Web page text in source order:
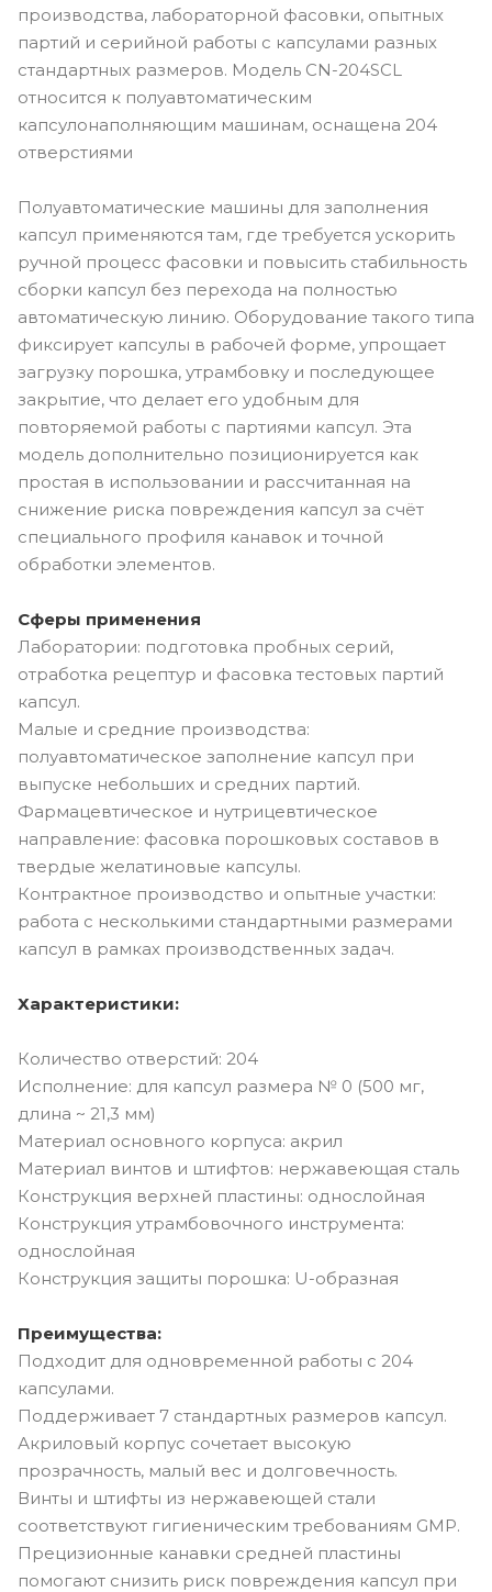
производства, лабораторной фасовки, опытных
партий и серийной работы с капсулами разных
стандартных размеров. Модель CN-204SCL
относится к полуавтоматическим
капсулонаполняющим машинам, оснащена 204
отверстиями
Полуавтоматические машины для заполнения
капсул применяются там, где требуется ускорить
ручной процесс фасовки и повысить стабильность
сборки капсул без перехода на полностью
автоматическую линию. Оборудование такого типа
фиксирует капсулы в рабочей форме, упрощает
загрузку порошка, утрамбовку и последующее
закрытие, что делает его удобным для
повторяемой работы с партиями капсул. Эта
модель дополнительно позиционируется как
простая в использовании и рассчитанная на
снижение риска повреждения капсул за счёт
специального профиля канавок и точной
обработки элементов.
Сферы применения
Лаборатории: подготовка пробных серий,
отработка рецептур и фасовка тестовых партий
капсул.
Малые и средние производства:
полуавтоматическое заполнение капсул при
выпуске небольших и средних партий.
Фармацевтическое и нутрицевтическое
направление: фасовка порошковых составов в
твердые желатиновые капсулы.
Контрактное производство и опытные участки:
работа с несколькими стандартными размерами
капсул в рамках производственных задач.
Характеристики:
Количество отверстий: 204
Исполнение: для капсул размера № 0 (500 мг,
длина ~ 21,3 мм)
Материал основного корпуса: акрил
Материал винтов и штифтов: нержавеющая сталь
Конструкция верхней пластины: однослойная
Конструкция утрамбовочного инструмента:
однослойная
Конструкция защиты порошка: U-образная
Преимущества:
Подходит для одновременной работы с 204
капсулами.
Поддерживает 7 стандартных размеров капсул.
Акриловый корпус сочетает высокую
прозрачность, малый вес и долговечность.
Винты и штифты из нержавеющей стали
соответствуют гигиеническим требованиям GMP.
Прецизионные канавки средней пластины
помогают снизить риск повреждения капсул при